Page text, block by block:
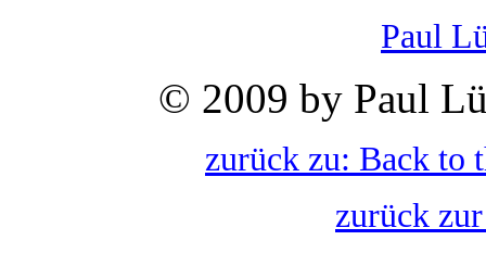
Paul
© 2009 by Paul
zurück zu: Back to
zurück